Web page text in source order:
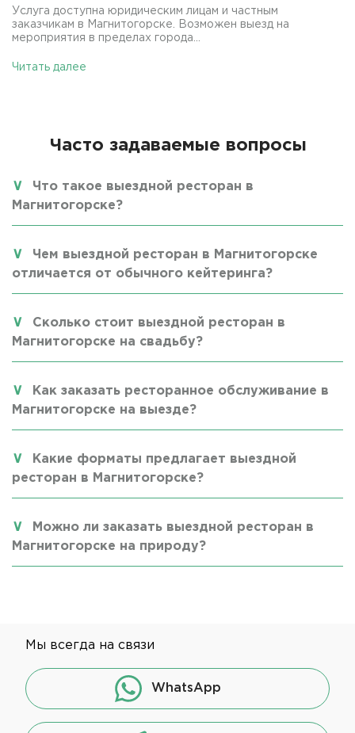
Услуга доступна юридическим лицам и частным
заказчикам в Магнитогорске. Возможен выезд на
мероприятия в пределах города...
Читать далее
Часто задаваемые вопросы
Что такое выездной ресторан в
Магнитогорске?
Чем выездной ресторан в Магнитогорске
отличается от обычного кейтеринга?
Сколько стоит выездной ресторан в
Магнитогорске на свадьбу?
Как заказать ресторанное обслуживание в
Магнитогорске на выезде?
Какие форматы предлагает выездной
ресторан в Магнитогорске?
Можно ли заказать выездной ресторан в
Магнитогорске на природу?
Мы всегда на связи
WhatsApp